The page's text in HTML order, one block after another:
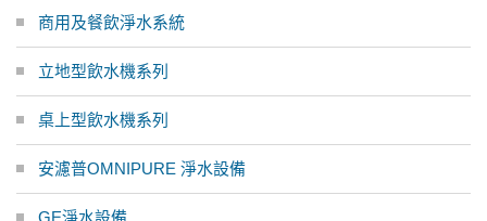
商用及餐飲淨水系統
立地型飲水機系列
桌上型飲水機系列
安濾普OMNIPURE 淨水設備
GE淨水設備